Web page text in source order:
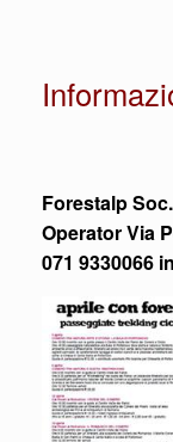
Forestalp
Operator Via
071 9330066